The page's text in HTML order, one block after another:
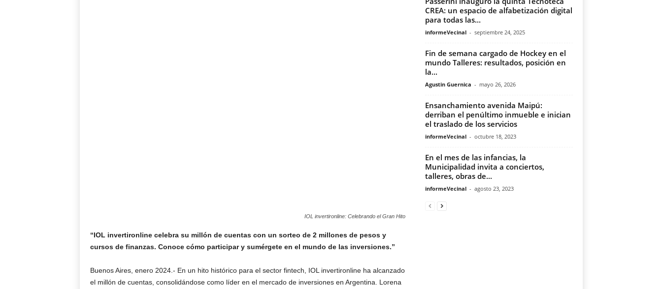
IOL invertironline: Celebrando el Gran Hito
“IOL invertironline celebra su millón de cuentas con un sorteo de 2 millones de pesos y
cursos de finanzas. Conoce cómo participar y sumérgete en el mundo de las inversiones.”
Buenos Aires, enero 2024.- En un hito histórico para el sector fintech, IOL invertironline ha alcanzado
el millón de cuentas, consolidándose como líder en el mercado de inversiones en Argentina. Lorena
CREA: un espacio de alfabetización digital
para todas las...
informeVecinal - septiembre 24, 2025
Fin de semana cargado de Hockey en el
mundo Talleres: resultados, posición en
la...
Agustin Guernica - mayo 26, 2026
Ensanchamiento avenida Maipú:
derriban el penúltimo inmueble e inician
el traslado de los servicios
informeVecinal - octubre 18, 2023
En el mes de las infancias, la
Municipalidad invita a conciertos,
talleres, obras de...
informeVecinal - agosto 23, 2023